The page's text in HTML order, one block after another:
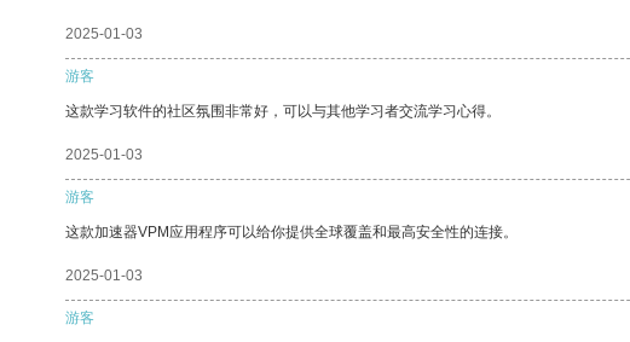
2025-01-03
游客
这款学习软件的社区氛围非常好，可以与其他学习者交流学习心得。
2025-01-03
游客
这款加速器VPM应用程序可以给你提供全球覆盖和最高安全性的连接。
2025-01-03
游客